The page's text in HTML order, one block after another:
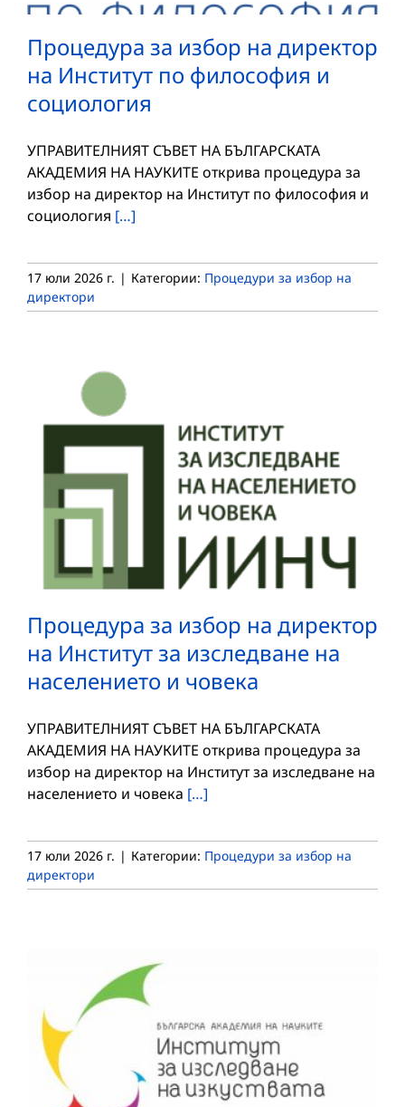
Процедура за избор на директор
на Институт по философия и
социология
УПРАВИТЕЛНИЯТ СЪВЕТ НА БЪЛГАРСКАТА
АКАДЕМИЯ НА НАУКИТЕ открива процедура за
избор на директор на Институт по философия и
социология […]
17 юли 2026 г. | Категории: Процедури за избор на
директори
Процедура за избор на директор
на Институт за изследване на
населението и човека
УПРАВИТЕЛНИЯТ СЪВЕТ НА БЪЛГАРСКАТА
АКАДЕМИЯ НА НАУКИТЕ открива процедура за
избор на директор на Институт за изследване на
населението и човека […]
17 юли 2026 г. | Категории: Процедури за избор на
директори